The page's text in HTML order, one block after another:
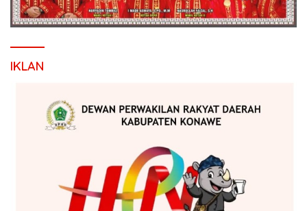
IKLAN